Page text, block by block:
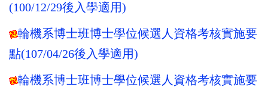
(100/12/29後入學適用)
輪機系博士班博士學位候選人資格考核實施要
點(107/04/26後入學適用)
輪機系博士班博士學位候選人資格考核實施要